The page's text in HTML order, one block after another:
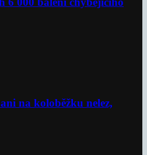
na koloběžku nelez,